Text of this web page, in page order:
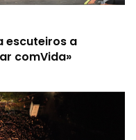
escuteiros a
comVida»